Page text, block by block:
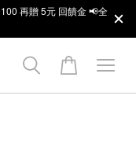
再贈 5元 回饋金 📢全